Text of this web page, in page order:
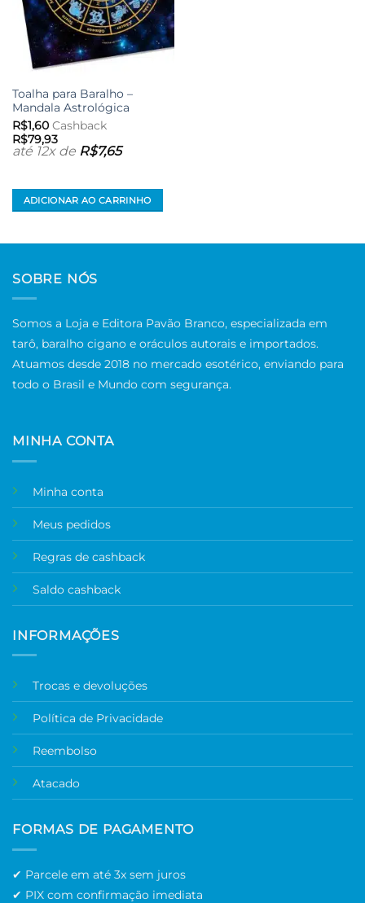
Toalha para Baralho –
Mandala Astrológica
R$1,60Cashback
R$79,93
até 12x de R$7,65
ADICIONAR AO CARRINHO
SOBRE NÓS
Somos a Loja e Editora Pavão Branco, especializada em
tarô, baralho cigano e oráculos autorais e importados.
Atuamos desde 2018 no mercado esotérico, enviando para
todo o Brasil e Mundo com segurança.
MINHA CONTA
Minha conta
Meus pedidos
Regras de cashback
Saldo cashback
INFORMAÇÕES
Trocas e devoluções
Política de Privacidade
Reembolso
Atacado
FORMAS DE PAGAMENTO
✔ Parcele em até 3x sem juros
✔ PIX com confirmação imediata